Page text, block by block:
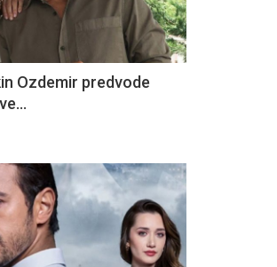
Ozdemir predvode